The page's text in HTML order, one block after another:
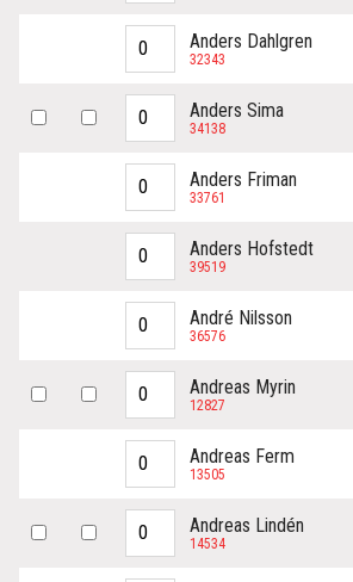
Anders Dahlgren
32343
Anders Sima
34138
Anders Friman
33761
Anders Hofstedt
39519
André Nilsson
36576
Andreas Myrin
12827
Andreas Ferm
13505
Andreas Lindén
14534